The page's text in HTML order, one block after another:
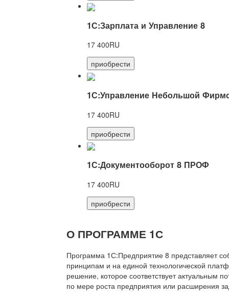
1С:Зарплата и Управление 8
17 400RU
приобрести
1С:Управление Небольшой
17 400RU
приобрести
1С:Документооборот 8 ПРОФ
17 400RU
приобрести
О ПРОГРАММЕ 1С
Программа 1С:Предприятие 8 представляет
принципам и на единой технологической
решение, которое соответствует актуальным
по мере роста предприятия или расширения